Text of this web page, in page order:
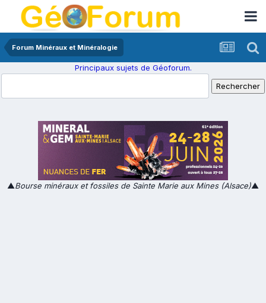
Forum Minéraux et Minéralogie
Principaux sujets de Géoforum.
▲Bourse minéraux et fossiles de Sainte Marie aux Mines (Alsace)▲